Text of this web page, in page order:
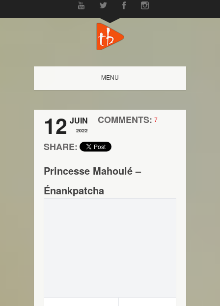
MENU
12 JUIN
2022
COMMENTS: 7
SHARE:
Princesse Mahoulé –
Énankpatcha